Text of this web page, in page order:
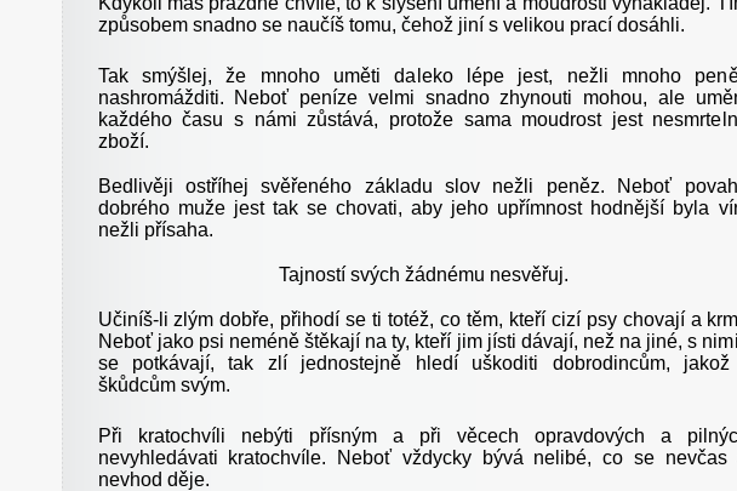
způsobem snadno se naučíš tomu, čehož jiní s velikou prací dosáhli.
Tak smýšlej, že mnoho uměti daleko lépe jest, nežli mnoho
nashromážditi. Neboť peníze velmi snadno zhynouti mohou, ale
každého času s námi zůstává, protože sama moudrost jest
zboží.
Bedlivěji ostříhej svěřeného základu slov nežli peněz. Neboť
dobrého muže jest tak se chovati, aby jeho upřímnost hodnější byla
nežli přísaha.
Tajností svých žádnému nesvěřuj.
Učiníš-li zlým dobře, přihodí se ti totéž, co těm, kteří cizí psy chovají a
Neboť jako psi neméně štěkají na ty, kteří jim jísti dávají, než na jiné, s
se potkávají, tak zlí jednostejně hledí uškoditi dobrodincům,
škůdcům svým.
Při kratochvíli nebýti přísným a při věcech opravdových a
nevyhledávati kratochvíle. Neboť vždycky bývá nelibé, co se nevčas
nevhod děje.